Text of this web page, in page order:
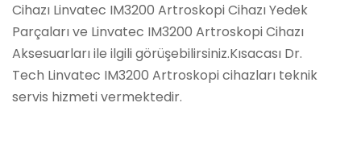
Cihazı Linvatec IM3200 Artroskopi Cihazı Yedek
Parçaları ve Linvatec IM3200 Artroskopi Cihazı
Aksesuarları ile ilgili görüşebilirsiniz.Kısacası Dr.
Tech Linvatec IM3200 Artroskopi cihazları teknik
servis hizmeti vermektedir.